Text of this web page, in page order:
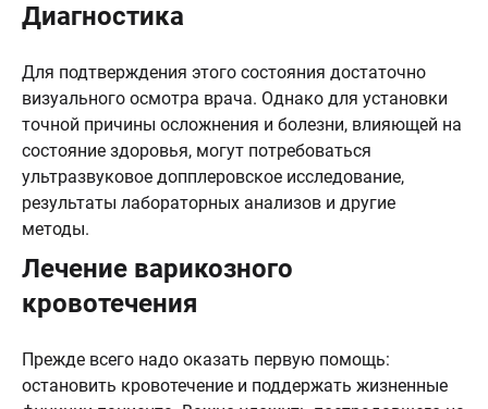
Диагностика
Для подтверждения этого состояния достаточно
визуального осмотра врача. Однако для установки
точной причины осложнения и болезни, влияющей на
состояние здоровья, могут потребоваться
ультразвуковое допплеровское исследование,
результаты лабораторных анализов и другие
методы.
Лечение варикозного
кровотечения
Прежде всего надо оказать первую помощь:
остановить кровотечение и поддержать жизненные